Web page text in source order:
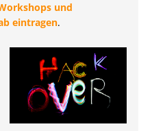
und
eintragen.